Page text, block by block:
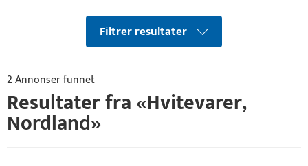
Filtrer resultater
2 Annonser funnet
Resultater fra «Hvitevarer,
Nordland»